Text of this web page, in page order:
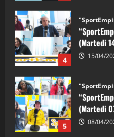
4
(Martedi
5
(Martedi